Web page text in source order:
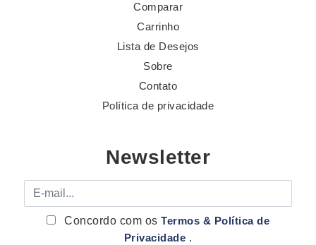
Comparar
Carrinho
Lista de Desejos
Sobre
Contato
Política de privacidade
Newsletter
E-mail
Concordo com osTermos & Política de
Privacidade .